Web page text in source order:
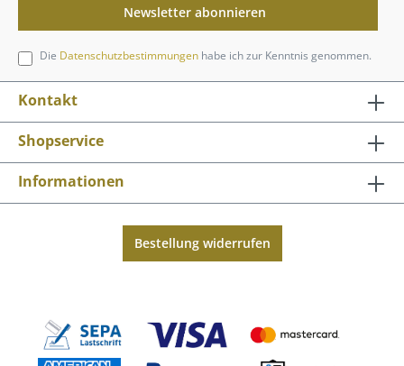
Newsletter abonnieren
Die Datenschutzbestimmungen habe ich zur Kenntnis genommen.
Kontakt
Shopservice
Informationen
Bestellung widerrufen